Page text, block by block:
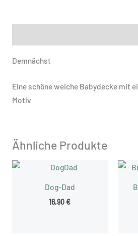
Demnächst
Eine schöne weiche Babydecke mit
Motiv
Ähnliche Produkte
Dog-Dad
16,90 €